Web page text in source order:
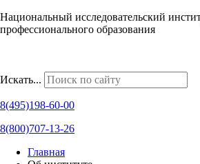
Национальный исследовательский
профессионального образования
Искать...
8(495)198-60-00
8(800)707-13-26
Главная